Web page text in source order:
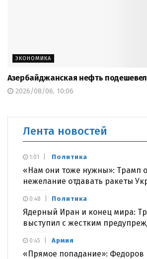
ЭКОНОМИКА
Азербайджанская нефть
2026/08/06, 10:06
Лента новостей
Политика
«Нам они тоже нужны»: Трамп
нежелание отдавать ракеты
1:01
Политика
Ядерный Иран и конец мира:
выступил с жестким
0:48
Армия
«Прямое попадание»: Федоров
0:45